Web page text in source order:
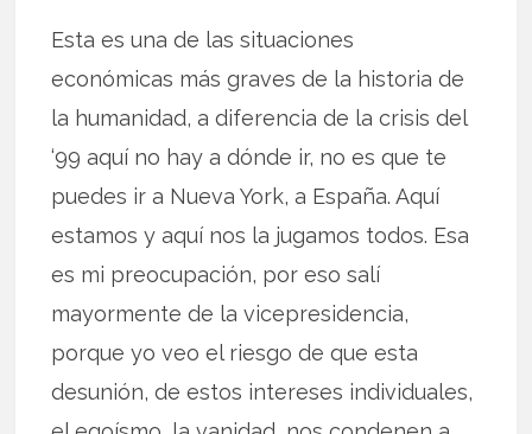
Esta es una de las situaciones
económicas más graves de la historia de
la humanidad, a diferencia de la crisis del
‘99 aquí no hay a dónde ir, no es que te
puedes ir a Nueva York, a España. Aquí
estamos y aquí nos la jugamos todos. Esa
es mi preocupación, por eso salí
mayormente de la vicepresidencia,
porque yo veo el riesgo de que esta
desunión, de estos intereses individuales,